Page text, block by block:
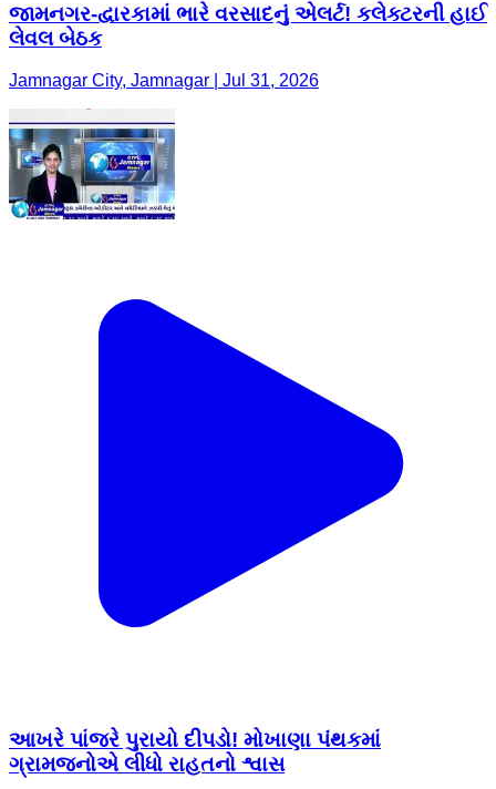
જામનગર-દ્વારકામાં ભારે વરસાદનું એલર્ટ! કલેક્ટરની હાઈ
લેવલ બેઠક
Jamnagar City, Jamnagar | Jul 31, 2026
આખરે પાંજરે પુરાયો દીપડો! મોખાણા પંથકમાં
ગ્રામજનોએ લીધો રાહતનો શ્વાસ